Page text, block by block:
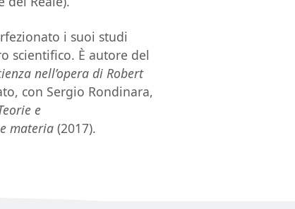
i suoi studi
scientifico. È autore del
nell’opera di Robert
con Sergio Rondinara,
e
materia (2017).